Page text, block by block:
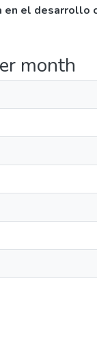
el desarrollo
month